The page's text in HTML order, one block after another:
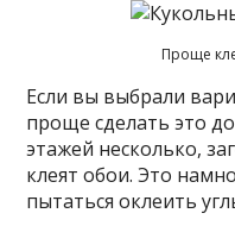
Проще
Если вы выбрали
проще сделать это
этажей несколько,
клеят обои. Это
пытаться оклеить